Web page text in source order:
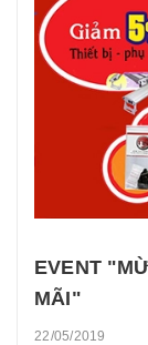
EVENT
MÃI"
22/05/2019